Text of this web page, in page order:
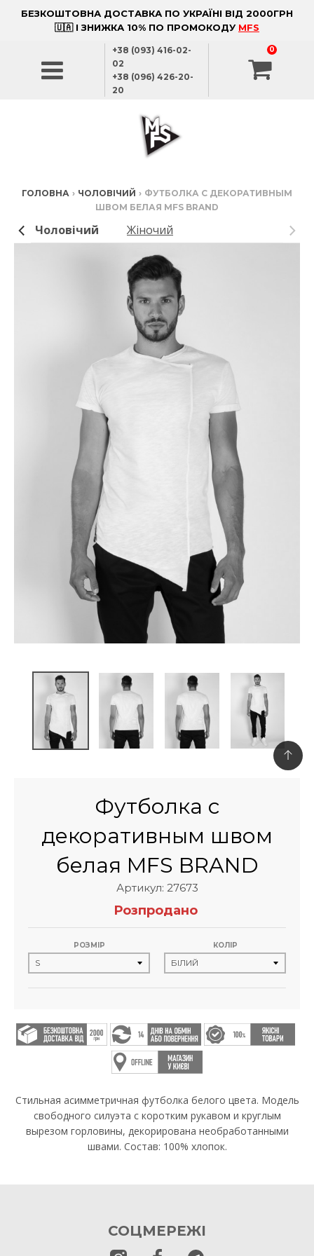
БЕЗКОШТОВНА ДОСТАВКА ПО УКРАЇНІ ВІД 2000ГРН
🇺🇦 І ЗНИЖКА 10% ПО ПРОМОКОДУ MFS
+38 (093) 416-02-
02
+38 (096) 426-20-
20
0
ГОЛОВНА › ЧОЛОВІЧИЙ › ФУТБОЛКА С ДЕКОРАТИВНЫМ
ШВОМ БЕЛАЯ MFS BRAND
Чоловічий Жіночий
Футболка с
декоративным швом
белая MFS BRAND
Артикул: 27673
Розпродано
РОЗМІР КОЛІР
Стильная асимметричная футболка белого цвета. Модель
свободного силуэта с коротким рукавом и круглым
вырезом горловины, декорирована необработанными
швами. Состав: 100% хлопок.
СОЦМЕРЕЖІ